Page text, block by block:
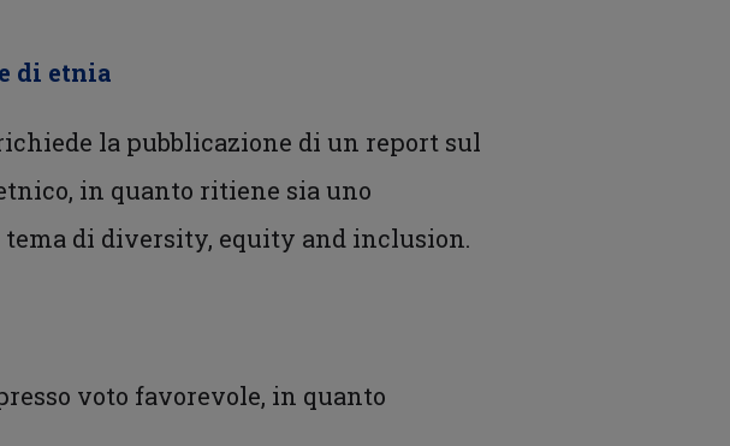
di etnia
la pubblicazione di un report sul
in quanto ritiene sia uno
di diversity, equity and inclusion.
voto favorevole, in quanto